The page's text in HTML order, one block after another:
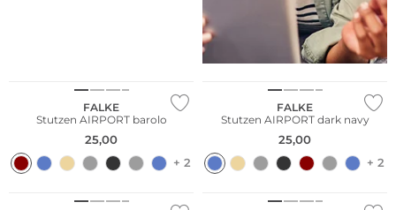
FALKE
Stutzen AIRPORT barolo
25,00
+ 2
Merino
FALKE
Stutzen AIRPORT dark navy
25,00
+ 2
Merino Merino